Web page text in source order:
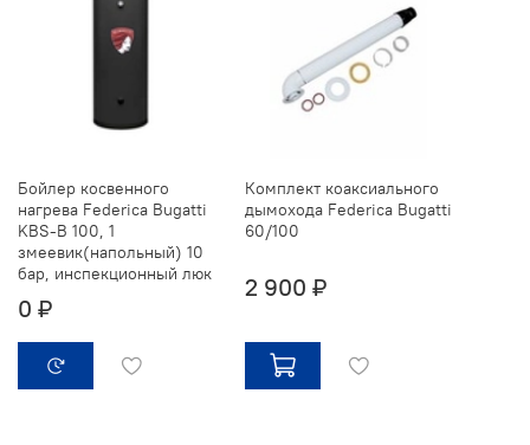
Бойлер косвенного
нагрева Federica Bugatti
KBS-B 100, 1
змеевик(напольный) 10
бар, инспекционный люк
0 ₽
Комплект коаксиального
дымохода Federica Bugatti
60/100
2 900 ₽